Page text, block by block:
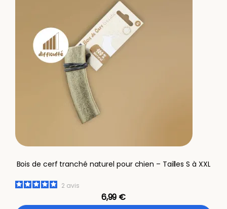
Bois de cerf tranché naturel pour chien – Tailles S à XXL
2 avis
6,99 €